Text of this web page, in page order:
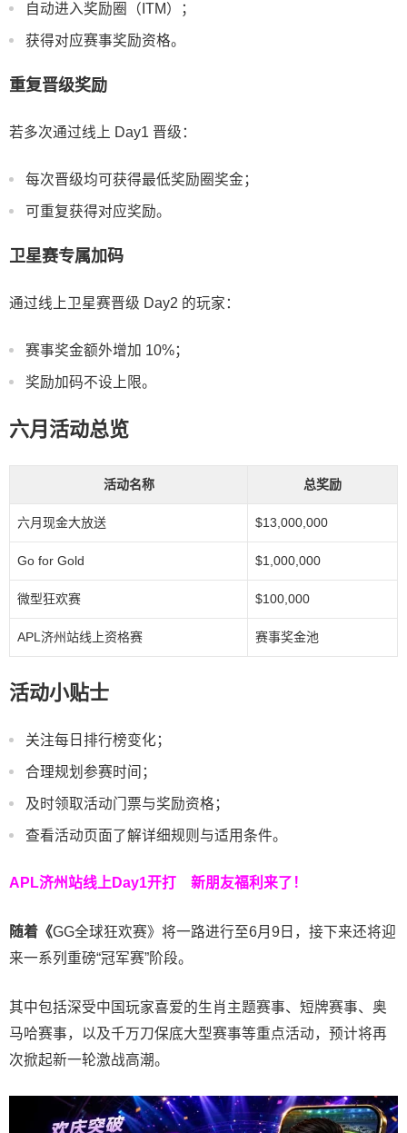
自动进入奖励圈（ITM）；
获得对应赛事奖励资格。
重复晋级奖励
若多次通过线上 Day1 晋级：
每次晋级均可获得最低奖励圈奖金；
可重复获得对应奖励。
卫星赛专属加码
通过线上卫星赛晋级 Day2 的玩家：
赛事奖金额外增加 10%；
奖励加码不设上限。
六月活动总览
活动名称 总奖励
六月现金大放送 $13,000,000
Go for Gold $1,000,000
微型狂欢赛 $100,000
APL济州站线上资格赛 赛事奖金池
活动小贴士
关注每日排行榜变化；
合理规划参赛时间；
及时领取活动门票与奖励资格；
查看活动页面了解详细规则与适用条件。
APL济州站线上Day1开打 新朋友福利来了！
随着《GG全球狂欢赛》将一路进行至6月9日，接下来还将迎
来一系列重磅“冠军赛”阶段。
其中包括深受中国玩家喜爱的生肖主题赛事、短牌赛事、奥
马哈赛事，以及千万刀保底大型赛事等重点活动，预计将再
次掀起新一轮激战高潮。